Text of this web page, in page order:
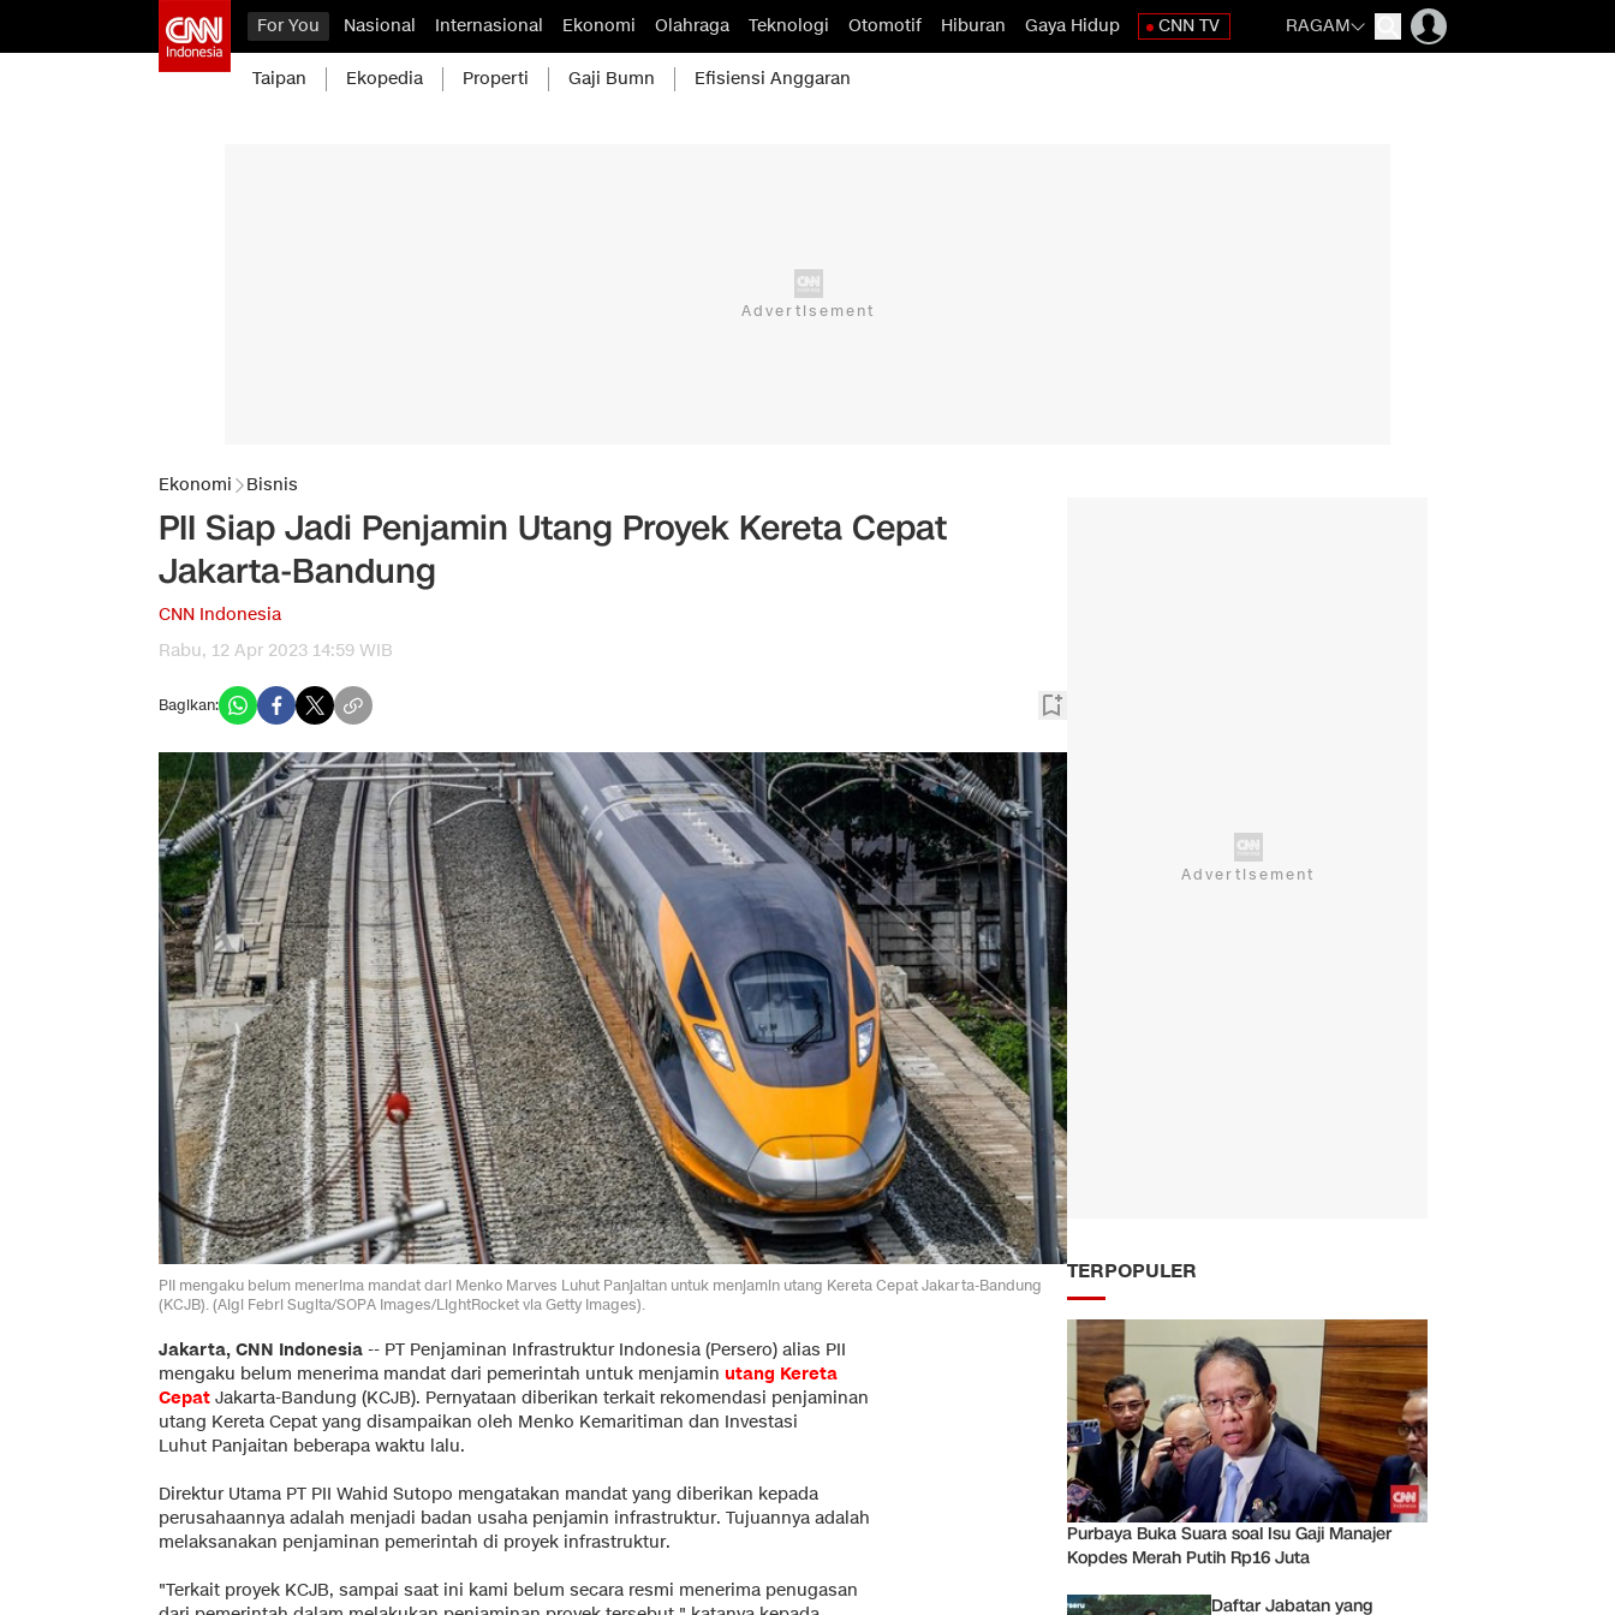
For You Nasional Internasional Ekonomi Olahraga Teknologi Otomotif Hiburan Gaya Hidup CNN TV RAGAM
Taipan Ekopedia Properti Gaji Bumn Efisiensi Anggaran
Ekonomi Bisnis
PII Siap Jadi Penjamin Utang Proyek Kereta Cepat
Jakarta-Bandung
CNN Indonesia
Rabu, 12 Apr 2023 14:59 WIB
Bagikan:
PII mengaku belum menerima mandat dari Menko Marves Luhut Panjaitan untuk menjamin utang Kereta Cepat Jakarta-Bandung
(KCJB). (Algi Febri Sugita/SOPA Images/LightRocket via Getty Images).
Jakarta, CNN Indonesia -- PT Penjaminan Infrastruktur Indonesia (Persero) alias PII
mengaku belum menerima mandat dari pemerintah untuk menjamin utang Kereta
Cepat Jakarta-Bandung (KCJB). Pernyataan diberikan terkait rekomendasi penjaminan
utang Kereta Cepat yang disampaikan oleh Menko Kemaritiman dan Investasi
Luhut Panjaitan beberapa waktu lalu.
Direktur Utama PT PII Wahid Sutopo mengatakan mandat yang diberikan kepada
perusahaannya adalah menjadi badan usaha penjamin infrastruktur. Tujuannya adalah
melaksanakan penjaminan pemerintah di proyek infrastruktur.
"Terkait proyek KCJB, sampai saat ini kami belum secara resmi menerima penugasan
TERPOPULER
Purbaya Buka Suara soal Isu Gaji Manajer
Kopdes Merah Putih Rp16 Juta
Daftar Jabatan yang